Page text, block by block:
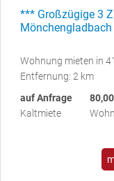
*** Großzügige 3
Wohnung mieten in
Entfernung: 2 km
auf Anfrage
Kaltmiete